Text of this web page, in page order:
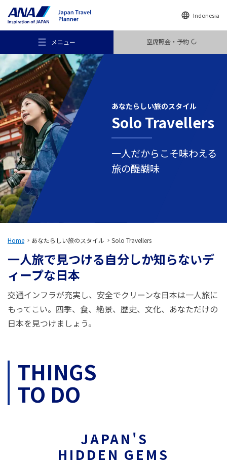
Indonesia
メニュー 空席照会・予約
おすすめの旅
旅のアイデア
行き先
ANA サービス
閉じる
あなたらしい旅のスタイル
Solo Travellers
一人だからこそ味わえる
旅の醍醐味
Home あなたらしい旅のスタイル Solo Travellers
一人旅で見つける自分しか知らないデ
ィープな日本
交通インフラが充実し、安全でクリーンな日本は一人旅に
もってこい。四季、食、絶景、歴史、文化、あなただけの
日本を見つけましょう。
THINGS
TO DO
JAPAN'S
HIDDEN GEMS